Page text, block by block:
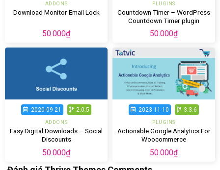
ADDONS
Download Monitor Email Lock
50.000₫
PLUGINS
Countdown Timer – WordPress
Countdown Timer plugin
50.000₫
2020-09-21 2.0.5
ADDONS
Easy Digital Downloads – Social
Discounts
50.000₫
2023-11-10 3.3.6
PLUGINS
Actionable Google Analytics For
Woocommerce
50.000₫